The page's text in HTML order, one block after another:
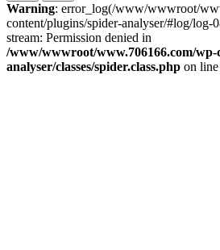
Warning: error_log(/www/wwwroot/
content/plugins/spider-analyser/#log/log-
stream: Permission denied in
/www/wwwroot/www.706166.com/wp-
analyser/classes/spider.class.php on line